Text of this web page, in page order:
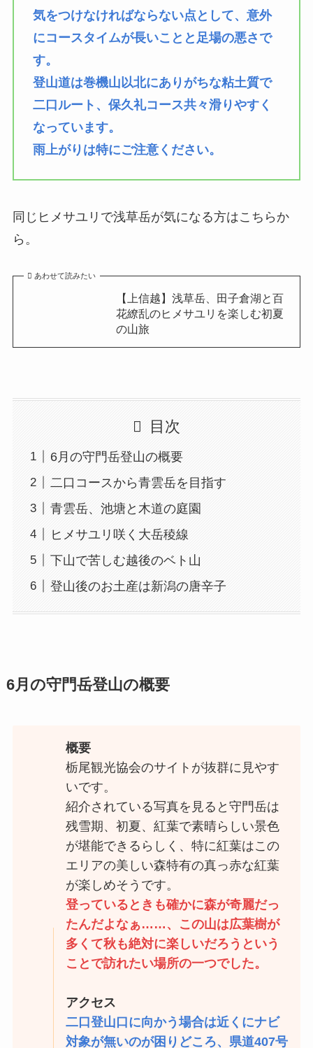
気をつけなければならない点として、意外
にコースタイムが長いことと足場の悪さで
す。
登山道は巻機山以北にありがちな粘土質で
二口ルート、保久礼コース共々滑りやすく
なっています。
雨上がりは特にご注意ください。
同じヒメサユリで浅草岳が気になる方はこちらか
ら。
あわせて読みたい
【上信越】浅草岳、田子倉湖と百
花繚乱のヒメサユリを楽しむ初夏
の山旅
目次
6月の守門岳登山の概要
二口コースから青雲岳を目指す
青雲岳、池塘と木道の庭園
ヒメサユリ咲く大岳稜線
下山で苦しむ越後のベト山
登山後のお土産は新潟の唐辛子
6月の守門岳登山の概要
概要
栃尾観光協会のサイトが抜群に見やす
いです。
紹介されている写真を見ると守門岳は
残雪期、初夏、紅葉で素晴らしい景色
が堪能できるらしく、特に紅葉はこの
エリアの美しい森特有の真っ赤な紅葉
が楽しめそうです。
登っているときも確かに森が奇麗だっ
たんだよなぁ……、この山は広葉樹が
多くて秋も絶対に楽しいだろうという
ことで訪れたい場所の一つでした。
アクセス
二口登山口に向かう場合は近くにナビ
対象が無いのが困りどころ、県道407号